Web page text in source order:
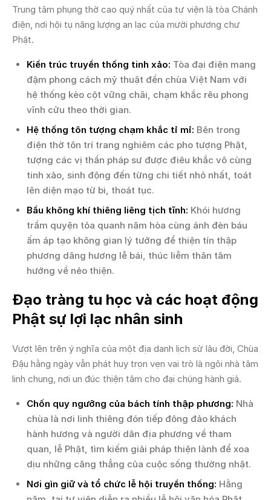
Trung tâm phụng thờ cao quý nhất của tự viện là tòa Chánh
điện, nơi hội tụ năng lượng an lạc của mười phương chư
Phật.
Kiến trúc truyền thống tinh xảo: Tòa đại điện mang
đậm phong cách mỹ thuật đền chùa Việt Nam với
hệ thống kèo cột vững chãi, chạm khắc rêu phong
vĩnh cửu theo thời gian.
Hệ thống tôn tượng chạm khắc tỉ mỉ: Bên trong
điện thờ tôn trí trang nghiêm các pho tượng Phật,
tượng các vị thần pháp sư được điêu khắc vô cùng
tinh xảo, sinh động đến từng chi tiết nhỏ nhất, toát
lên diện mạo từ bi, thoát tục.
Bầu không khí thiêng liêng tịch tĩnh: Khói hương
trầm quyện tỏa quanh năm hòa cùng ánh đèn báu
ấm áp tạo không gian lý tưởng để thiện tín thập
phương dâng hương lễ bái, thúc liễm thân tâm
hướng về nẻo thiện.
Đạo tràng tu học và các hoạt động
Phật sự lợi lạc nhân sinh
Vượt lên trên ý nghĩa của một địa danh lịch sử lâu đời, Chùa
Đậu hằng ngày vẫn phát huy trọn vẹn vai trò là ngôi nhà tâm
linh chung, nơi un đúc thiện tâm cho đại chúng hành giả.
Chốn quy ngưỡng của bách tính thập phương: Nhà
chùa là nơi linh thiêng đón tiếp đông đảo khách
hành hương và người dân địa phương về tham
quan, lễ Phật, tìm kiếm giải pháp thiện lành để xoa
dịu những căng thẳng của cuộc sống thường nhật.
Nơi gìn giữ và tổ chức lễ hội truyền thống: Hằng